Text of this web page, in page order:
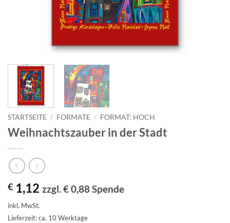
STARTSEITE / FORMATE / FORMAT: HOCH
Weihnachtszauber in der Stadt
€ 1,12 zzgl. € 0,88 Spende
inkl. MwSt.
Lieferzeit: ca. 10 Werktage